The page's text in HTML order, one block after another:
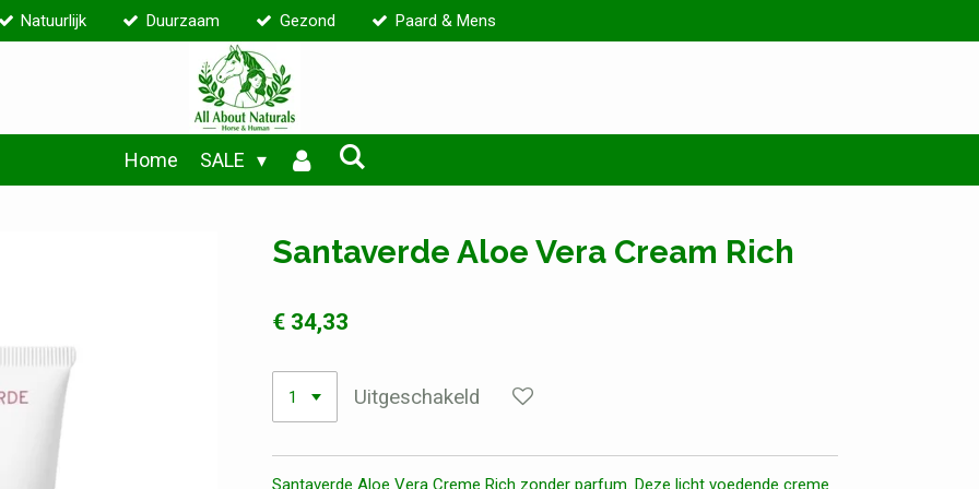
Natuurlijk Duurzaam Gezond Paard & Mens
Home SALE
Santaverde Aloe Vera Cream Rich
€ 34,33
Uitgeschakeld
Santaverde Aloe Vera Creme Rich zonder parfum. Deze licht voedende creme